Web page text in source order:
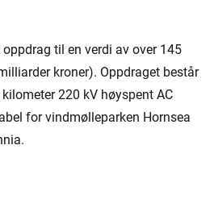
til en verdi av over 145
kroner). Oppdraget består
220 kV høyspent AC
for vindmølleparken Hornsea